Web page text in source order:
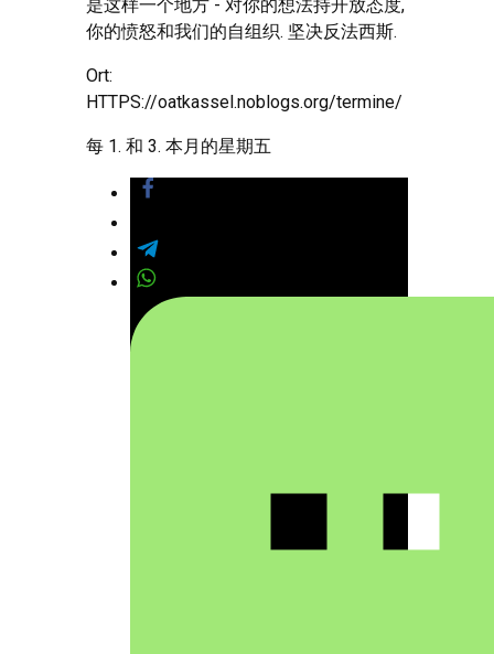
是这样一个地方 - 对你的想法持开放态度,
你的愤怒和我们的自组织. 坚决反法西斯.
Ort:
HTTPS://oatkassel.noblogs.org/termine/
每 1. 和 3. 本月的星期五